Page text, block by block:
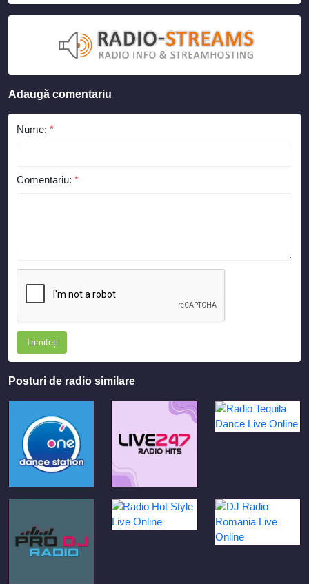
Adaugă comentariu
Nume: *
Comentariu: *
Trimiteți
Posturi de radio similare